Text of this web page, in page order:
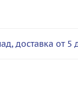
доставка от 5